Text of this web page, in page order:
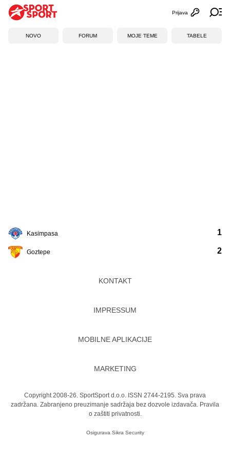
Otvori
Prijava
NOVO FORUM MOJE TEME TABELE
Kasimpasa
Goztepe
1
2
KONTAKT
IMPRESSUM
MOBILNE APLIKACIJE
MARKETING
Copyright 2008-26. SportSport d.o.o. ISSN 2744-2195. Sva prava
zadržana. Zabranjeno preuzimanje sadržaja bez dozvole izdavača. Pravila
o zaštiti privatnosti.
Osigurava Sikra Security